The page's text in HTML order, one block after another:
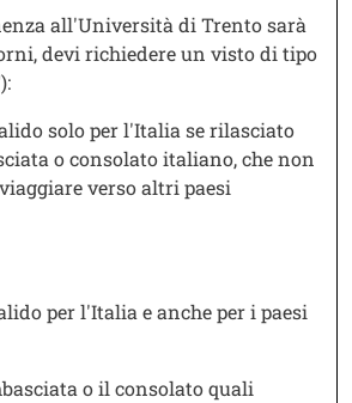
all'Università di Trento sarà
devi richiedere un visto di tipo
solo per l'Italia se rilasciato
o consolato italiano, che non
verso altri paesi
per l'Italia e anche per i paesi
o il consolato quali